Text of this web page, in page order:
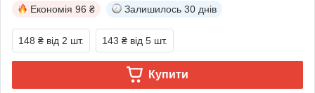
Економія 96 ₴ Залишилось 30 днів
148 ₴ від 2 шт. 143 ₴ від 5 шт.
Купити